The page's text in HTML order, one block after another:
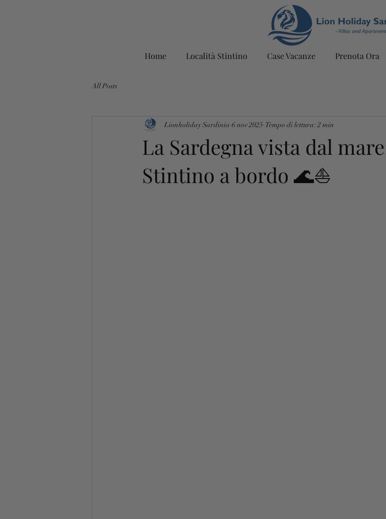
Home Località Stintino Case Vacanze Prenota Ora
All Posts
La Sardegna vista dal
Stintino a bordo 🌊⛵
Lionholiday Sardinia 6 nov 2025 Tempo di lettura: 2 min